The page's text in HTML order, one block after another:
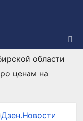
области
ценам на
Дзен.Новости